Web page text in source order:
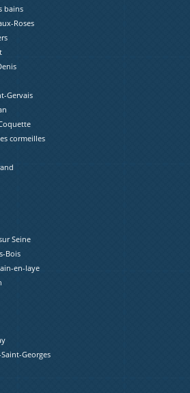
bains
Roses
Gervais
cormeilles
Seine
Bois
en-laye
Georges